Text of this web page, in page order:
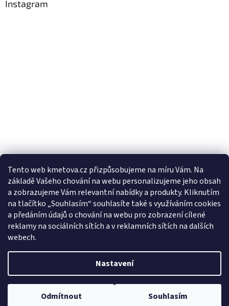
Tento web kmetova.cz přizpůsobujeme na míru Vám. Na
základě Vašeho chování na webu personalizujeme jeho obsah
a zobrazujeme Vám relevantní nabídky a produkty. Kliknutím
na tlačítko „Souhlasím“ souhlasíte také s využíváním cookies
a předáním údajů o chování na webu pro zobrazení cílené
reklamy na sociálních sítích a v reklamních sítích na dalších
webech.
Nastavení
Odmítnout Souhlasím
Instagram
Sledovat na Instagramu
Facebooková stránka
Vytvořil Shoptet
Copyright 2026Drogerie Kmeťová . Všechna práva vyhrazena.